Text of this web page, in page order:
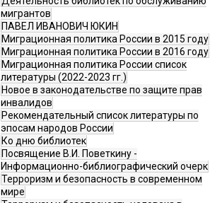
мигрантов
ПАВЕЛ ИВАНОВИЧ ЮКИН
Миграционная политика России в 2015 году
Миграционная политика России в 2016 году
Миграционная политика России список
литературы (2022-2023 гг.)
Новое в законодательстве по защите прав
инвалидов
Рекомендательный список литературы по
эпосам народов России
Ко дню библиотек
Посвящение В.И. Поветкину -
Информационно-библиографический очерк
Терроризм и безопасность в современном
мире